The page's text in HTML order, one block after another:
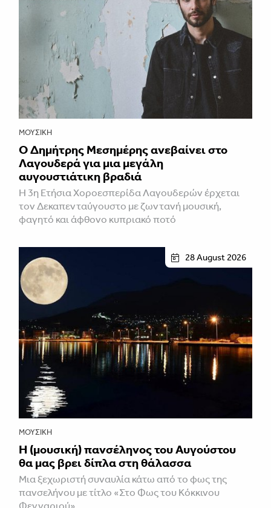
ΜΟΥΣΙΚΉ
Ο Δημήτρης Μεσημέρης ανεβαίνει στο
Λαγουδερά για μια μεγάλη
αυγουστιάτικη βραδιά
Η 3η Ετήσια Χοροεσπερίδα Λαγουδερών έρχεται
τον Δεκαπενταύγουστο με ζωντανή μουσική,
φαγητό και άφθονο κυπριακό ποτό
28 August 2026
ΜΟΥΣΙΚΉ
Η (μουσική) πανσέληνος του Αυγούστου
θα μας βρει δίπλα στη θάλασσα
Mια ξεχωριστή συναυλία κάτω από το φως της
πανσελήνου με τίτλο «Στο Φως του Κόκκινου